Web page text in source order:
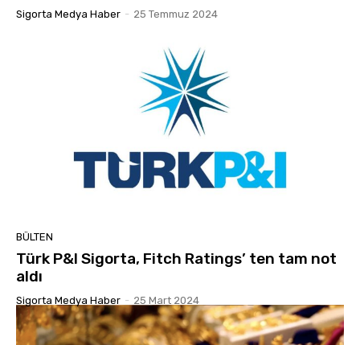
Sigorta Medya Haber - 25 Temmuz 2024
BÜLTEN
Türk P&I Sigorta, Fitch Ratings’ ten tam not
aldı
Sigorta Medya Haber - 25 Mart 2024